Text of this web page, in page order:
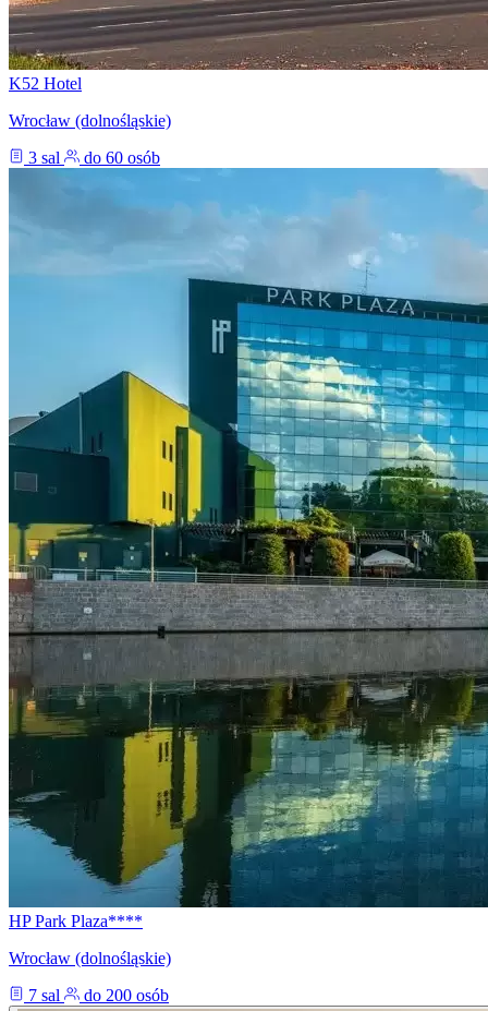
K52 Hotel
Wrocław (dolnośląskie)
3 sal
do 60 osób
HP Park Plaza****
Wrocław (dolnośląskie)
7 sal
do 200 osób